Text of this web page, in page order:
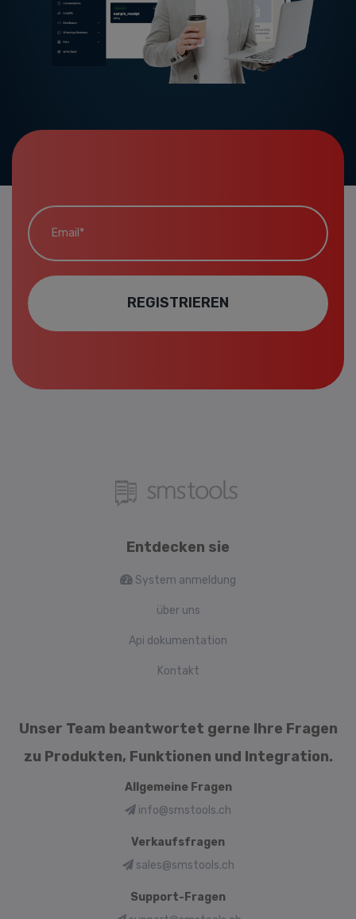
Email*
REGISTRIEREN
Entdecken sie
System anmeldung
über uns
Api dokumentation
Kontakt
Unser Team beantwortet gerne Ihre Fragen
zu Produkten, Funktionen und Integration.
Allgemeine Fragen
info@smstools.ch
Verkaufsfragen
sales@smstools.ch
Support-Fragen